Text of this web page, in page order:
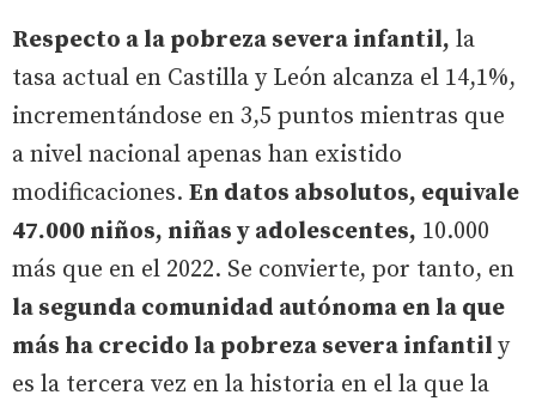
Respecto a la pobreza severa infantil, la
tasa actual en Castilla y León alcanza el 14,1%,
incrementándose en 3,5 puntos mientras que
a nivel nacional apenas han existido
modificaciones. En datos absolutos, equivale
47.000 niños, niñas y adolescentes, 10.000
más que en el 2022. Se convierte, por tanto, en
la segunda comunidad autónoma en la que
más ha crecido la pobreza severa infantil y
es la tercera vez en la historia en el la que la